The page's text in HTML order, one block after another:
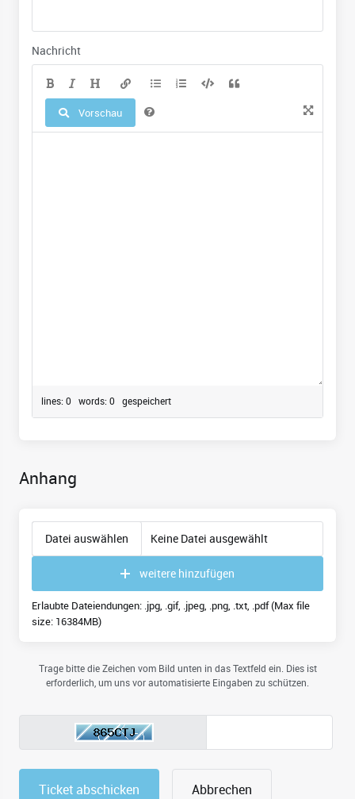
Nachricht
Vorschau
lines: 0 words: 0 gespeichert
Anhang
Datei auswählen Keine Datei ausgewählt
weitere hinzufügen
Erlaubte Dateiendungen: .jpg, .gif, .jpeg, .png, .txt, .pdf (Max file
size: 16384MB)
Trage bitte die Zeichen vom Bild unten in das Textfeld ein. Dies ist
erforderlich, um uns vor automatisierte Eingaben zu schützen.
Abbrechen